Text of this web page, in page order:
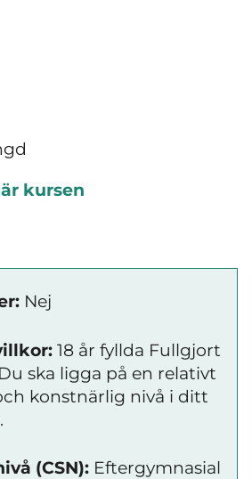
kursen
Nej
18 år fyllda Fullgjort
ska ligga på en relativt
konstnärlig nivå i ditt
(CSN): Eftergymnasial